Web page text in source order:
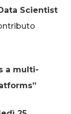
Scientist
a multi-